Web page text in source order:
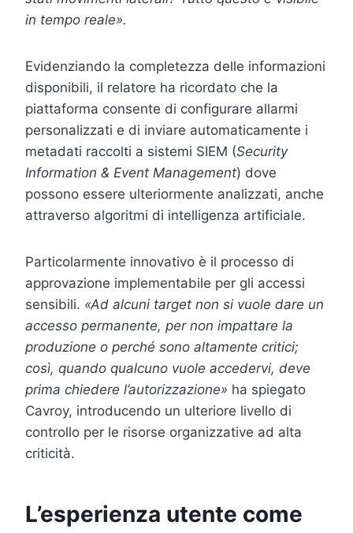
in tempo reale».
Evidenziando la completezza delle informazioni
disponibili, il relatore ha ricordato che la
piattaforma consente di configurare allarmi
personalizzati e di inviare automaticamente i
metadati raccolti a sistemi SIEM (Security
Information & Event Management) dove
possono essere ulteriormente analizzati, anche
attraverso algoritmi di intelligenza artificiale.
Particolarmente innovativo è il processo di
approvazione implementabile per gli accessi
sensibili. «Ad alcuni target non si vuole dare un
accesso permanente, per non impattare la
produzione o perché sono altamente critici;
così, quando qualcuno vuole accedervi, deve
prima chiedere l’autorizzazione» ha spiegato
Cavroy, introducendo un ulteriore livello di
controllo per le risorse organizzative ad alta
criticità.
L’esperienza utente come